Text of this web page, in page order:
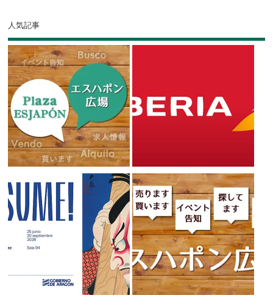
人気記事